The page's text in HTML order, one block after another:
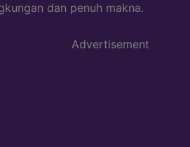
dan penuh makna.
Advertisement